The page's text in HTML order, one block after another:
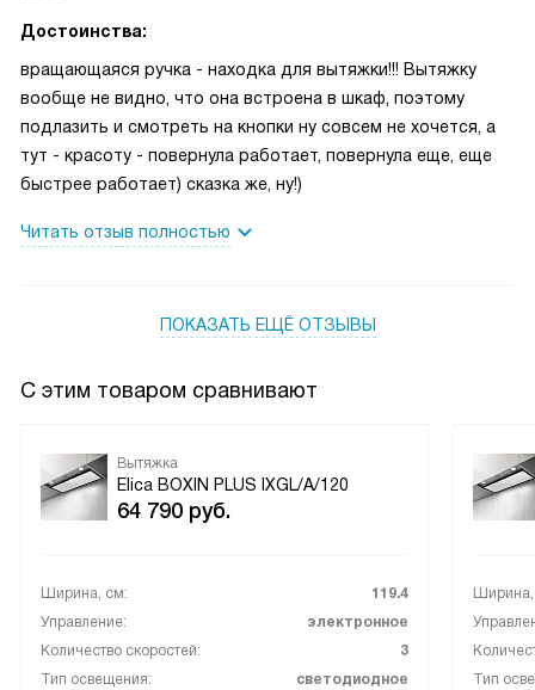
Достоинства:
вращающаяся ручка - находка для вытяжки!!! Вытяжку
вообще не видно, что она встроена в шкаф, поэтому
подлазить и смотреть на кнопки ну совсем не хочется, а
тут - красоту - повернула работает, повернула еще, еще
быстрее работает) сказка же, ну!)
Читать отзыв полностью
ПОКАЗАТЬ ЕЩЁ ОТЗЫВЫ
С этим товаром сравнивают
Вытяжка
Elica BOXIN PLUS IXGL/A/120
64 790 руб.
Ширина, см:
119.4
Управление:
электронное
Количество скоростей:
3
Тип освещения:
светодиодное
Тип